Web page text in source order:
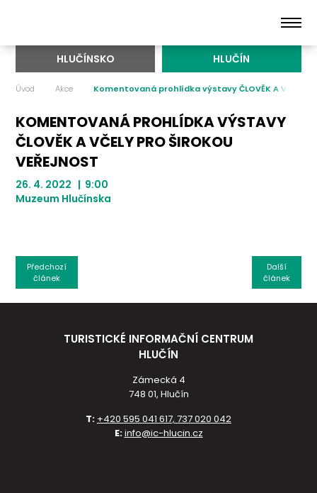
HLUČÍNSKO HLUČÍN
Úvod Akce Komentovaná prohlídka výstavy ČLOVĚK A VČELY
KOMENTOVANÁ PROHLÍDKA VÝSTAVY
ČLOVĚK A VČELY PRO ŠIROKOU
VEŘEJNOST
26. 4. 2022 | 9:00
Muzeum Hlučínska
Další
článek
Předchozí
článek
TURISTICKÉ INFORMAČNÍ CENTRUM
HLUČÍN
Zámecká 4
748 01, Hlučín
T: +420 595 041 617, 737 020 042
E:info@ic-hlucin.cz